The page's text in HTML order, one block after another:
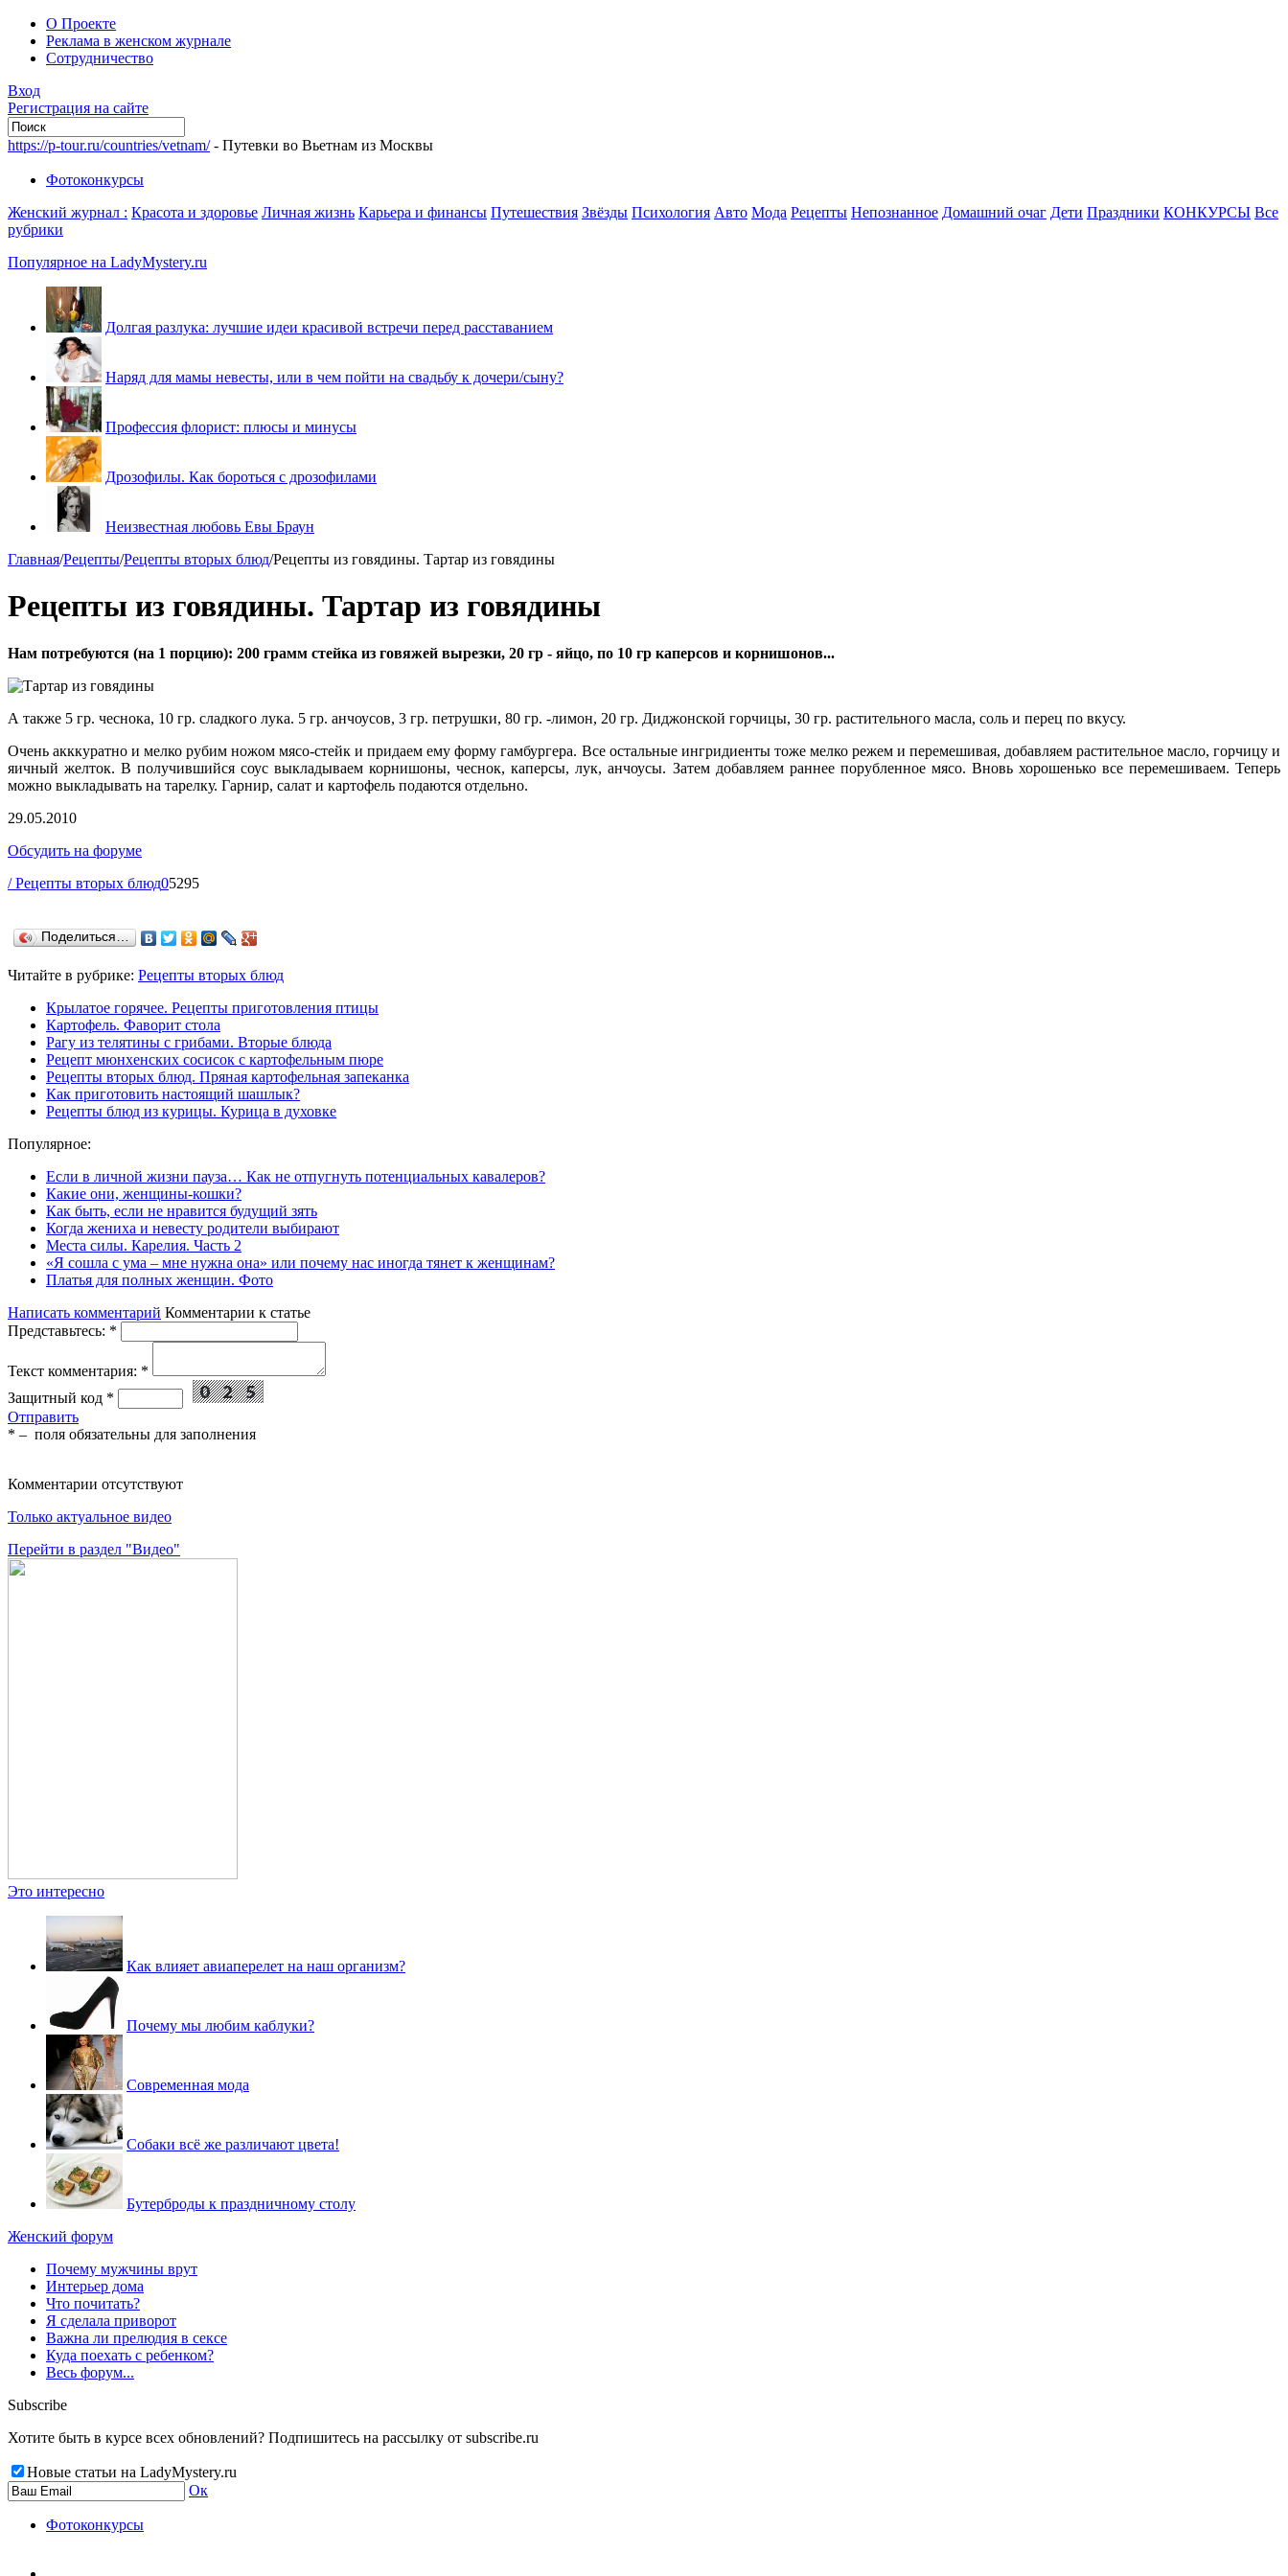
О Проекте
Реклама в женском журнале
Сотрудничество
Вход
Регистрация на сайте
https://p-tour.ru/countries/vetnam/- Путевки во Вьетнам из Москвы
Фотоконкурсы
Женский журнал : Красота и здоровье Личная жизнь Карьера и финансы Путешествия Звёзды Психология Авто Мода Рецепты Непознанное Домашний очаг Дети Праздники КОНКУРСЫ Все
рубрики
Популярное на LadyMystery.ru
Долгая разлука: лучшие идеи красивой встречи перед расставанием
Наряд для мамы невесты, или в чем пойти на свадьбу к дочери/сыну?
Профессия флорист: плюсы и минусы
Дрозофилы. Как бороться с дрозофилами
Неизвестная любовь Евы Браун
Главная/Рецепты/Рецепты вторых блюд/Рецепты из говядины. Тартар из говядины
Рецепты из говядины. Тартар из говядины
Нам потребуются (на 1 порцию): 200 грамм стейка из говяжей вырезки, 20 гр - яйцо, по 10 гр каперсов и корнишонов...
А также 5 гр. чеснока, 10 гр. сладкого лука. 5 гр. анчоусов, 3 гр. петрушки, 80 гр. -лимон, 20 гр. Диджонской горчицы, 30 гр. растительного масла, соль и перец по вкусу.
Очень акккуратно и мелко рубим ножом мясо-стейк и придаем ему форму гамбургера. Все остальные ингридиенты тоже мелко режем и перемешивая, добавляем растительное масло, горчицу и
яичный желток. В получившийся соус выкладываем корнишоны, чеснок, каперсы, лук, анчоусы. Затем добавляем раннее порубленное мясо. Вновь хорошенько все перемешиваем. Теперь
можно выкладывать на тарелку. Гарнир, салат и картофель подаются отдельно.
29.05.2010
Обсудить на форуме
/ Рецепты вторых блюд05295
Поделиться…
Читайте в рубрике: Рецепты вторых блюд
Крылатое горячее. Рецепты приготовления птицы
Картофель. Фаворит стола
Рагу из телятины с грибами. Вторые блюда
Рецепт мюнхенских сосисок с картофельным пюре
Рецепты вторых блюд. Пряная картофельная запеканка
Как приготовить настоящий шашлык?
Рецепты блюд из курицы. Курица в духовке
Популярное:
Если в личной жизни пауза… Как не отпугнуть потенциальных кавалеров?
Какие они, женщины-кошки?
Как быть, если не нравится будущий зять
Когда жениха и невесту родители выбирают
Места силы. Карелия. Часть 2
«Я сошла с ума – мне нужна она» или почему нас иногда тянет к женщинам?
Платья для полных женщин. Фото
Написать комментарий Комментарии к статье
Представьтесь: *
Текст комментария: *
Защитный код *
Отправить
* – поля обязательны для заполнения
Комментарии отсутствуют
Только актуальное видео
Перейти в раздел "Видео"
Это интересно
Как влияет авиаперелет на наш организм?
Почему мы любим каблуки?
Современная мода
Собаки всё же различают цвета!
Бутерброды к праздничному столу
Женский форум
Почему мужчины врут
Интерьер дома
Что почитать?
Я сделала приворот
Важна ли прелюдия в сексе
Куда поехать с ребенком?
Весь форум...
Subscribe
Хотите быть в курсе всех обновлений? Подпишитесь на рассылку от subscribe.ru
Новые статьи на LadyMystery.ru
Ок
Фотоконкурсы